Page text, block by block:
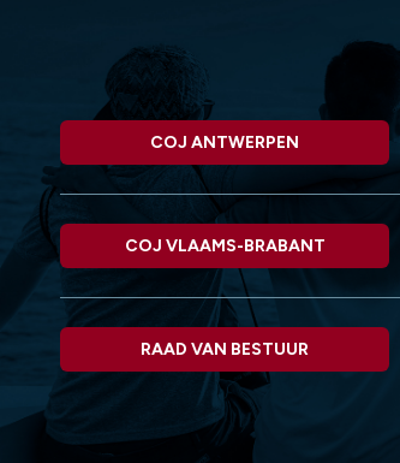
COJ ANTWERPEN
COJ VLAAMS-BRABANT
RAAD VAN BESTUUR